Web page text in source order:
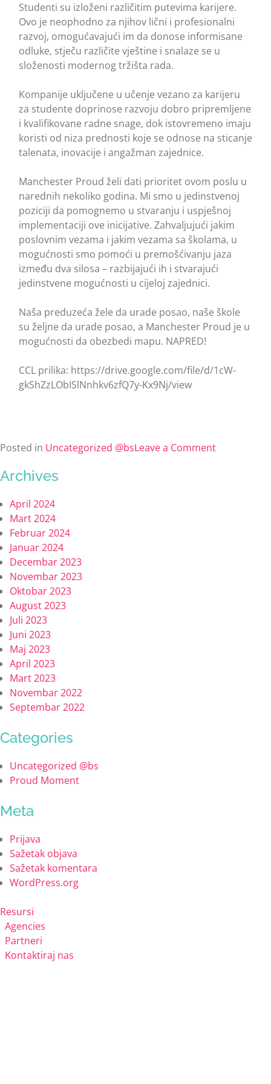
Studenti su izloženi različitim putevima karijere.
Ovo je neophodno za njihov lični i profesionalni
razvoj, omogućavajući im da donose informisane
odluke, stječu različite vještine i snalaze se u
složenosti modernog tržišta rada.
Kompanije uključene u učenje vezano za karijeru
za studente doprinose razvoju dobro pripremljene
i kvalifikovane radne snage, dok istovremeno imaju
koristi od niza prednosti koje se odnose na sticanje
talenata, inovacije i angažman zajednice.
Manchester Proud želi dati prioritet ovom poslu u
narednih nekoliko godina. Mi smo u jedinstvenoj
poziciji da pomognemo u stvaranju i uspješnoj
implementaciji ove inicijative. Zahvaljujući jakim
poslovnim vezama i jakim vezama sa školama, u
mogućnosti smo pomoći u premošćivanju jaza
između dva silosa – razbijajući ih i stvarajući
jedinstvene mogućnosti u cijeloj zajednici.
Naša preduzeća žele da urade posao, naše škole
su željne da urade posao, a Manchester Proud je u
mogućnosti da obezbedi mapu. NAPRED!
CCL prilika: https://drive.google.com/file/d/1cW-
gkShZzLObISlNnhkv6zfQ7y-Kx9Nj/view
Posted in Uncategorized @bsLeave a Comment
Archives
April 2024
Mart 2024
Februar 2024
Januar 2024
Decembar 2023
Novembar 2023
Oktobar 2023
August 2023
Juli 2023
Juni 2023
Maj 2023
April 2023
Mart 2023
Novembar 2022
Septembar 2022
Categories
Uncategorized @bs
Proud Moment
Meta
Prijava
Sažetak objava
Sažetak komentara
WordPress.org
Resursi
Agencies
Partneri
Kontaktiraj nas